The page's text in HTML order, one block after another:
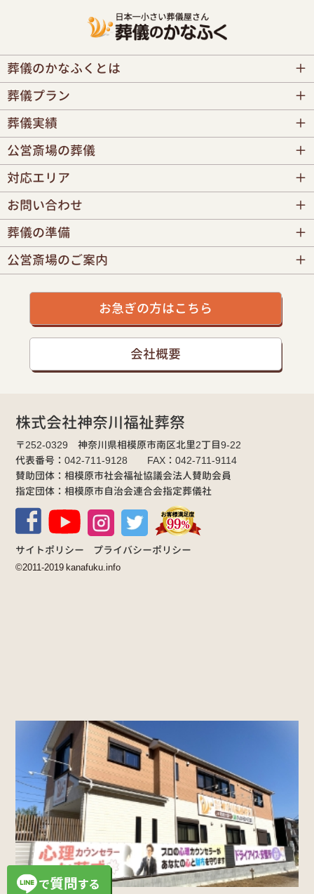
葬儀のかなふくとは
葬儀プラン
葬儀実績
公営斎場の葬儀
対応エリア
お問い合わせ
葬儀の準備
公営斎場のご案内
お急ぎの方はこちら
会社概要
株式会社神奈川福祉葬祭
〒252-0329 神奈川県相模原市南区北里2丁目9-22
代表番号：042-711-9128 FAX：042-711-9114
賛助団体：相模原市社会福祉協議会法人賛助会員
指定団体：相模原市自治会連合会指定葬儀社
サイトポリシー プライバシーポリシー
©2011-2019 kanafuku.info